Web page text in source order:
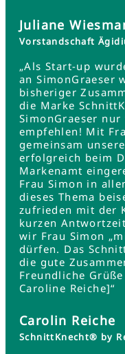
Juliane
Vorstandschaft
„Als Start-up
an SimonGraeser
bisheriger
die Marke
SimonGraeser
empfehlen! Mit
gemeinsam
erfolgreich beim
Markenamt
Frau Simon in
dieses Thema
zufrieden mit der
kurzen
wir Frau Simon
dürfen. Das
die gute
Freundliche
Caroline Reiche]“
Carolin Reiche
SchnittKnecht® by